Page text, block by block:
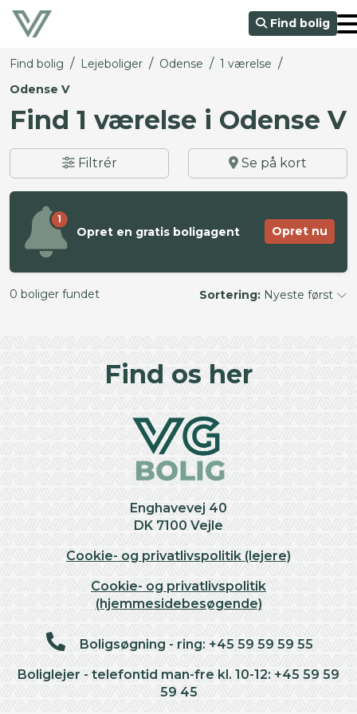
Find bolig
Find bolig / Lejeboliger / Odense / 1 værelse /
Odense V
Find 1 værelse i Odense V
Filtrér Se på kort
1
Opret en gratis boligagent Opret nu
0 boliger fundet Sortering: Nyeste først
Find os her
Enghavevej 40
DK 7100 Vejle
Cookie- og privatlivspolitik (lejere)
Cookie- og privatlivspolitik
(hjemmesidebesøgende)
Boligsøgning - ring: +45 59 59 59 55
Boliglejer - telefontid man-fre kl. 10-12: +45 59 59
59 45